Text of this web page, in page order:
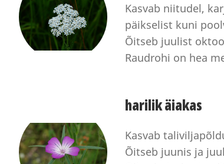
Kasvab niitudel,
päikselist kuni
Õitseb juulist
Raudrohi on hea
harilik äiakas
Kasvab
Õitseb juunis ja